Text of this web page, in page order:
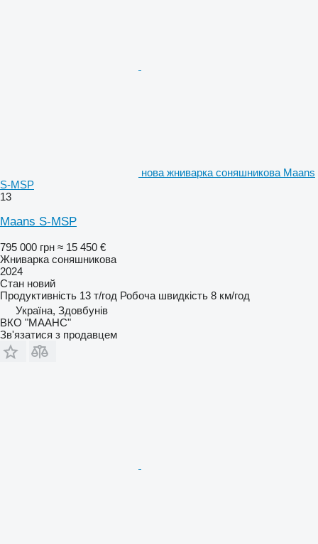
нова жниварка соняшникова Maans
S-MSP
13
Maans S-MSP
795 000 грн ≈ 15 450 €
Жниварка соняшникова
2024
Стан новий
Продуктивність 13 т/год Робоча швидкість 8 км/год
Україна, Здовбунів
ВКО "МААНС"
Зв'язатися з продавцем